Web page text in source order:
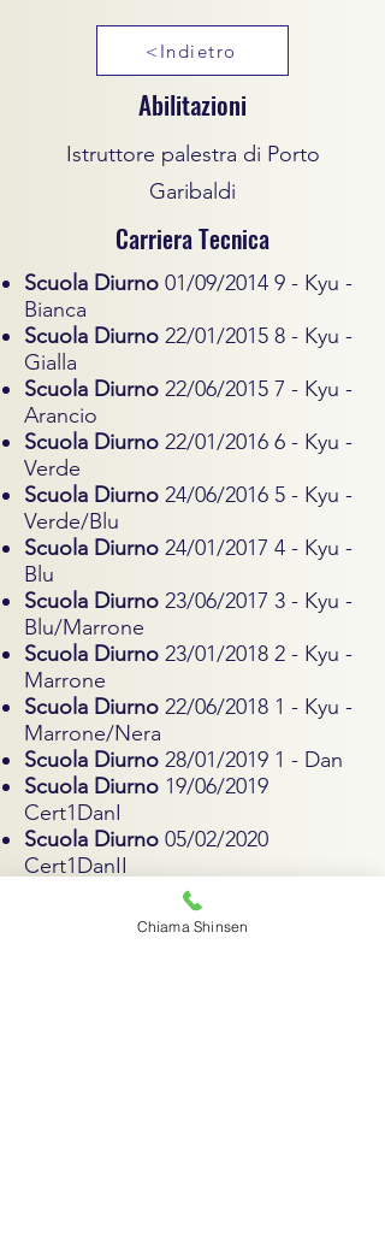
<Indietro
Abilitazioni
Istruttore palestra di Porto
Garibaldi
Carriera Tecnica
Scuola Diurno 01/09/2014 9 - Kyu -
Bianca
Scuola Diurno 22/01/2015 8 - Kyu -
Gialla
Scuola Diurno 22/06/2015 7 - Kyu -
Arancio
Scuola Diurno 22/01/2016 6 - Kyu -
Verde
Scuola Diurno 24/06/2016 5 - Kyu -
Verde/Blu
Scuola Diurno 24/01/2017 4 - Kyu -
Blu
Scuola Diurno 23/06/2017 3 - Kyu -
Blu/Marrone
Scuola Diurno 23/01/2018 2 - Kyu -
Marrone
Scuola Diurno 22/06/2018 1 - Kyu -
Marrone/Nera
Scuola Diurno 28/01/2019 1 - Dan
Scuola Diurno 19/06/2019
Cert1DanI
Scuola Diurno 05/02/2020
Cert1DanII
15/06/2022
Chiama Shinsen